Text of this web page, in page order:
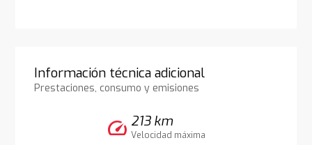
Información técnica adicional
Prestaciones, consumo y emisiones
speed 213 km
Velocidad máxima